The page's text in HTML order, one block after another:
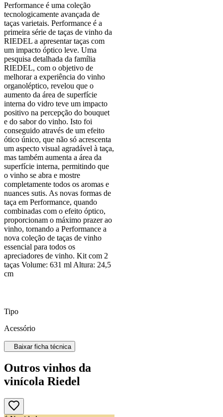
Performance é uma coleção
tecnologicamente avançada de
taças varietais. Performance é a
primeira série de taças de vinho da
RIEDEL a apresentar taças com
um impacto óptico leve. Uma
pesquisa detalhada da família
RIEDEL, com o objetivo de
melhorar a experiência do vinho
organoléptico, revelou que o
aumento da área de superfície
interna do vidro teve um impacto
positivo na percepção do bouquet
e do sabor do vinho. Isto foi
conseguido através de um efeito
ótico único, que não só acrescenta
um aspecto visual agradável à taça,
mas também aumenta a área da
superfície interna, permitindo que
o vinho se abra e mostre
completamente todos os aromas e
nuances sutis. As novas formas de
taça em Performance, quando
combinadas com o efeito óptico,
proporcionam o máximo prazer ao
vinho, tornando a Performance a
nova coleção de taças de vinho
essencial para todos os
apreciadores de vinho. Kit com 2
taças Volume: 631 ml Altura: 24,5
cm
Tipo
Acessório
Baixar ficha técnica
Outros vinhos da
vinícola Riedel